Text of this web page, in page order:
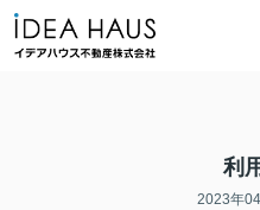
利
2023年